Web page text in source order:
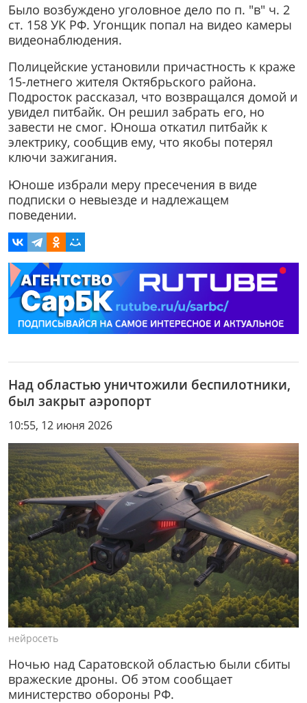
Было возбуждено уголовное дело по п. "в" ч. 2
ст. 158 УК РФ. Угонщик попал на видео камеры
видеонаблюдения.
Полицейские установили причастность к краже
15-летнего жителя Октябрьского района.
Подросток рассказал, что возвращался домой и
увидел питбайк. Он решил забрать его, но
завести не смог. Юноша откатил питбайк к
электрику, сообщив ему, что якобы потерял
ключи зажигания.
Юноше избрали меру пресечения в виде
подписки о невыезде и надлежащем
поведении.
Над областью уничтожили беспилотники,
был закрыт аэропорт
10:55, 12 июня 2026
нейросеть
Ночью над Саратовской областью были сбиты
вражеские дроны. Об этом сообщает
министерство обороны РФ.